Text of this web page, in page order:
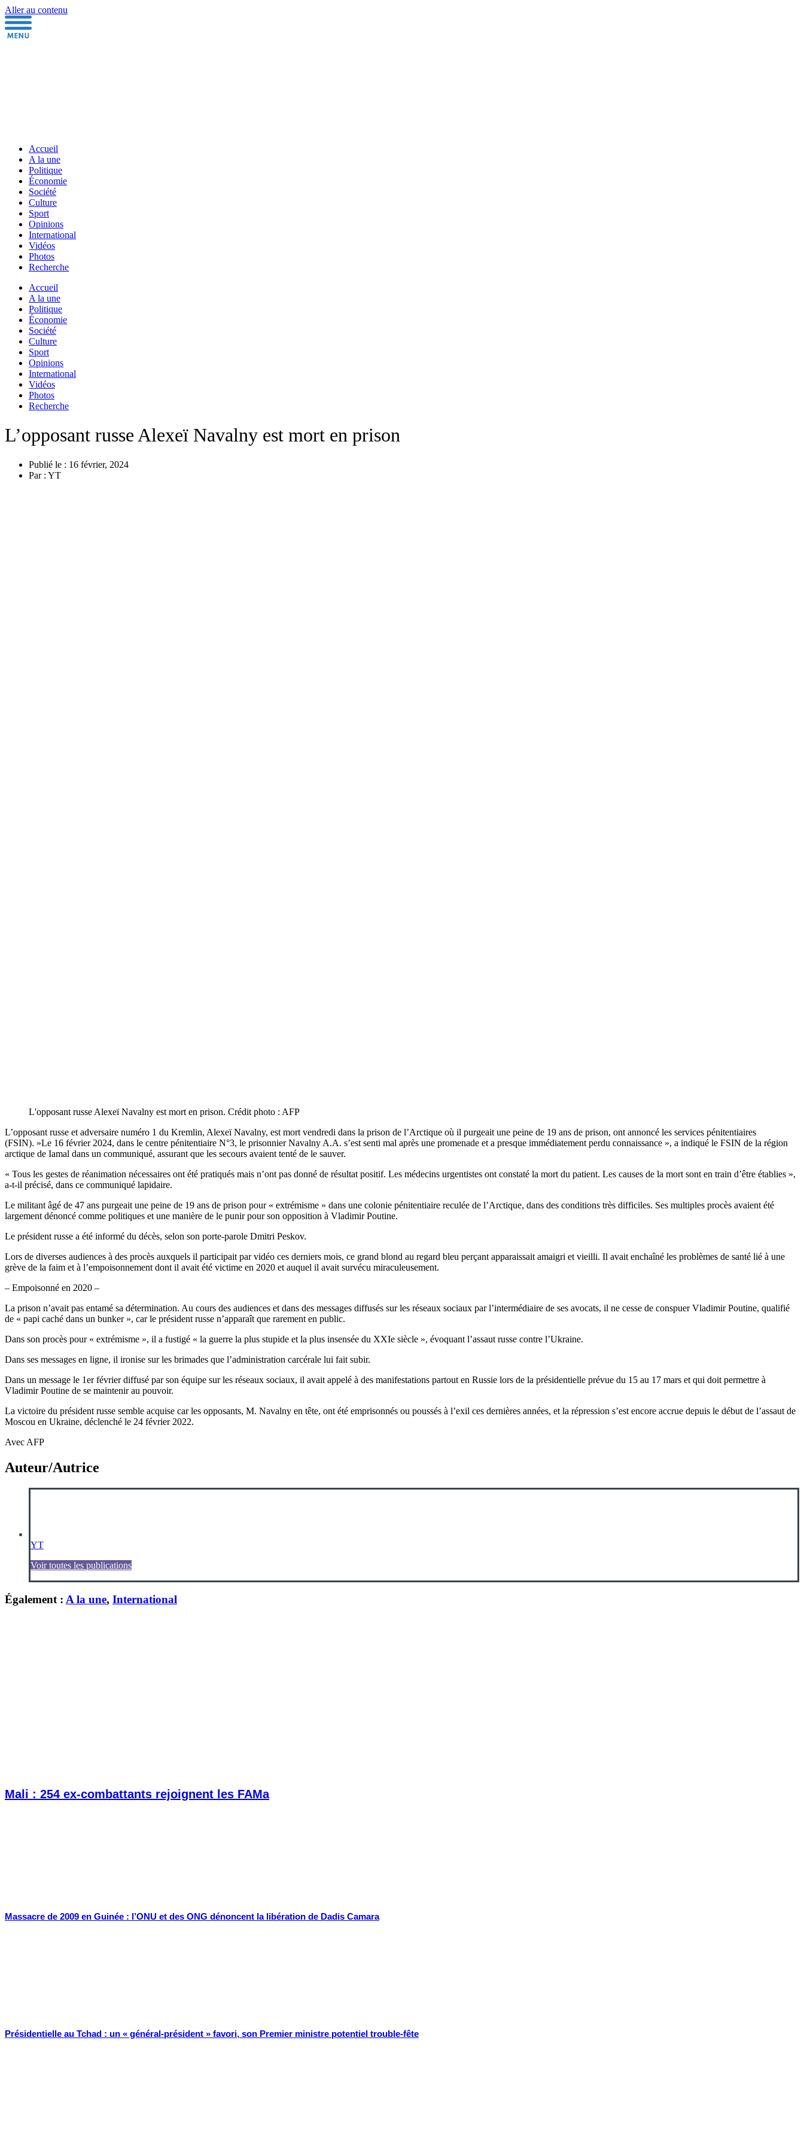
Aller au contenu
Accueil
A la une
Politique
Économie
Société
Culture
Sport
Opinions
International
Vidéos
Photos
Recherche
Accueil
A la une
Politique
Économie
Société
Culture
Sport
Opinions
International
Vidéos
Photos
Recherche
L’opposant russe Alexeï Navalny est mort en prison
Publié le : 16 février, 2024
Par : YT
L'opposant russe Alexeï Navalny est mort en prison. Crédit photo : AFP
L’opposant russe et adversaire numéro 1 du Kremlin, Alexeï Navalny, est mort vendredi dans la prison de l’Arctique où il purgeait une peine de 19 ans de prison, ont annoncé les services pénitentiaires
(FSIN). »Le 16 février 2024, dans le centre pénitentiaire N°3, le prisonnier Navalny A.A. s’est senti mal après une promenade et a presque immédiatement perdu connaissance », a indiqué le FSIN de la région
arctique de Iamal dans un communiqué, assurant que les secours avaient tenté de le sauver.
« Tous les gestes de réanimation nécessaires ont été pratiqués mais n’ont pas donné de résultat positif. Les médecins urgentistes ont constaté la mort du patient. Les causes de la mort sont en train d’être établies »,
a-t-il précisé, dans ce communiqué lapidaire.
Le militant âgé de 47 ans purgeait une peine de 19 ans de prison pour « extrémisme » dans une colonie pénitentiaire reculée de l’Arctique, dans des conditions très difficiles. Ses multiples procès avaient été
largement dénoncé comme politiques et une manière de le punir pour son opposition à Vladimir Poutine.
Le président russe a été informé du décès, selon son porte-parole Dmitri Peskov.
Lors de diverses audiences à des procès auxquels il participait par vidéo ces derniers mois, ce grand blond au regard bleu perçant apparaissait amaigri et vieilli. Il avait enchaîné les problèmes de santé lié à une
grève de la faim et à l’empoisonnement dont il avait été victime en 2020 et auquel il avait survécu miraculeusement.
– Empoisonné en 2020 –
La prison n’avait pas entamé sa détermination. Au cours des audiences et dans des messages diffusés sur les réseaux sociaux par l’intermédiaire de ses avocats, il ne cesse de conspuer Vladimir Poutine, qualifié
de « papi caché dans un bunker », car le président russe n’apparaît que rarement en public.
Dans son procès pour « extrémisme », il a fustigé « la guerre la plus stupide et la plus insensée du XXIe siècle », évoquant l’assaut russe contre l’Ukraine.
Dans ses messages en ligne, il ironise sur les brimades que l’administration carcérale lui fait subir.
Dans un message le 1er février diffusé par son équipe sur les réseaux sociaux, il avait appelé à des manifestations partout en Russie lors de la présidentielle prévue du 15 au 17 mars et qui doit permettre à
Vladimir Poutine de se maintenir au pouvoir.
La victoire du président russe semble acquise car les opposants, M. Navalny en tête, ont été emprisonnés ou poussés à l’exil ces dernières années, et la répression s’est encore accrue depuis le début de l’assaut de
Moscou en Ukraine, déclenché le 24 février 2022.
Avec AFP
Auteur/Autrice
YT
Voir toutes les publications
Également : A la une, International
Mali : 254 ex-combattants rejoignent les FAMa
Massacre de 2009 en Guinée : l’ONU et des ONG dénoncent la libération de Dadis Camara
Présidentielle au Tchad : un « général-président » favori, son Premier ministre potentiel trouble-fête